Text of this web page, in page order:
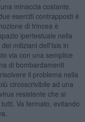
minaccia costante.
eserciti contrapposti è
di trincea è
ipertestuale nella
miliziani dell'Isis in
via con una semplice
di bombardamenti
il problema nella
circoscrivibile ad una
resistente che si
Va fermato, evitando